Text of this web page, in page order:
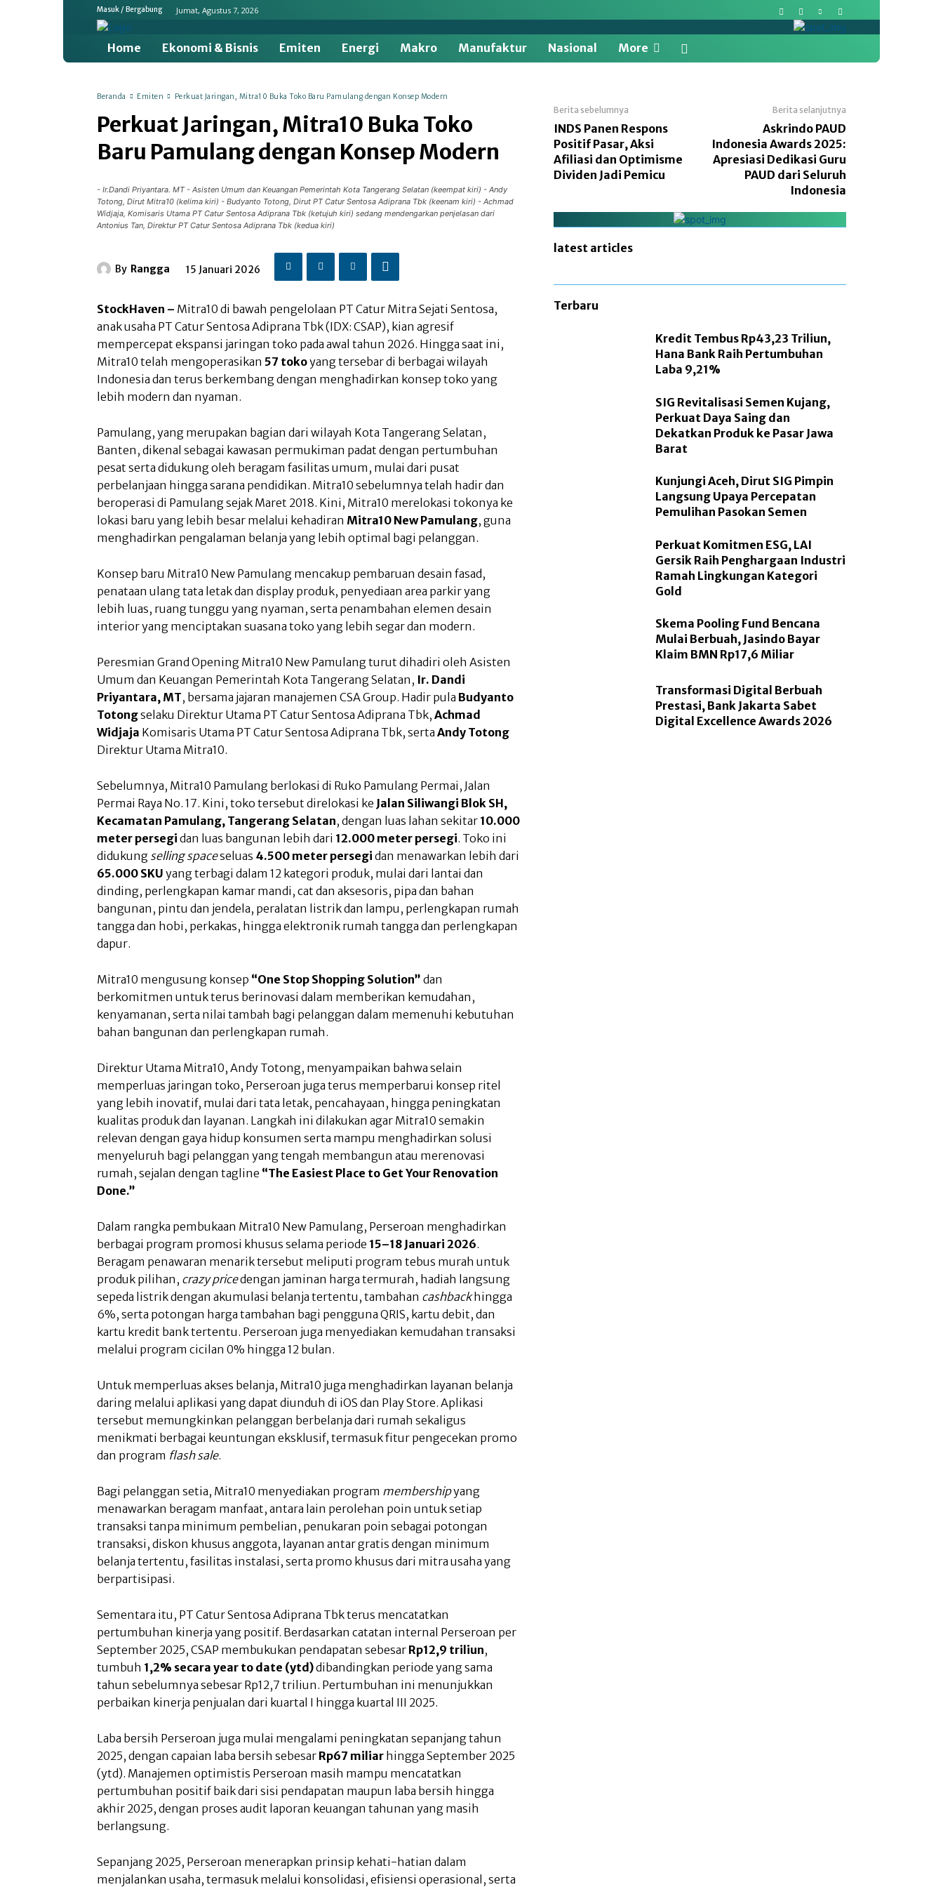
Masuk / Bergabung Jumat, Agustus 7, 2026
Home Ekonomi & Bisnis Emiten Energi Makro Manufaktur Nasional More
Beranda Emiten Perkuat Jaringan, Mitra10 Buka Toko Baru Pamulang dengan Konsep Modern
Perkuat Jaringan, Mitra10 Buka Toko
Baru Pamulang dengan Konsep Modern
- Ir.Dandi Priyantara. MT - Asisten Umum dan Keuangan Pemerintah Kota Tangerang Selatan (keempat kiri) - Andy
Totong, Dirut Mitra10 (kelima kiri) - Budyanto Totong, Dirut PT Catur Sentosa Adiprana Tbk (keenam kiri) - Achmad
Widjaja, Komisaris Utama PT Catur Sentosa Adiprana Tbk (ketujuh kiri) sedang mendengarkan penjelasan dari
Antonius Tan, Direktur PT Catur Sentosa Adiprana Tbk (kedua kiri)
By Rangga 15 Januari 2026
StockHaven – Mitra10 di bawah pengelolaan PT Catur Mitra Sejati Sentosa,
anak usaha PT Catur Sentosa Adiprana Tbk (IDX: CSAP), kian agresif
mempercepat ekspansi jaringan toko pada awal tahun 2026. Hingga saat ini,
Mitra10 telah mengoperasikan 57 tokoyang tersebar di berbagai wilayah
Indonesia dan terus berkembang dengan menghadirkan konsep toko yang
lebih modern dan nyaman.
Pamulang, yang merupakan bagian dari wilayah Kota Tangerang Selatan,
Banten, dikenal sebagai kawasan permukiman padat dengan pertumbuhan
pesat serta didukung oleh beragam fasilitas umum, mulai dari pusat
perbelanjaan hingga sarana pendidikan. Mitra10 sebelumnya telah hadir dan
beroperasi di Pamulang sejak Maret 2018. Kini, Mitra10 merelokasi tokonya ke
lokasi baru yang lebih besar melalui kehadiran Mitra10 New Pamulang, guna
menghadirkan pengalaman belanja yang lebih optimal bagi pelanggan.
Konsep baru Mitra10 New Pamulang mencakup pembaruan desain fasad,
penataan ulang tata letak dan display produk, penyediaan area parkir yang
lebih luas, ruang tunggu yang nyaman, serta penambahan elemen desain
interior yang menciptakan suasana toko yang lebih segar dan modern.
Peresmian Grand Opening Mitra10 New Pamulang turut dihadiri oleh Asisten
Umum dan Keuangan Pemerintah Kota Tangerang Selatan, Ir. Dandi
Priyantara, MT, bersama jajaran manajemen CSA Group. Hadir pula Budyanto
Totongselaku Direktur Utama PT Catur Sentosa Adiprana Tbk, Achmad
Widjaja Komisaris Utama PT Catur Sentosa Adiprana Tbk, serta Andy Totong
Direktur Utama Mitra10.
Sebelumnya, Mitra10 Pamulang berlokasi di Ruko Pamulang Permai, Jalan
Permai Raya No. 17. Kini, toko tersebut direlokasi ke Jalan Siliwangi Blok SH,
Kecamatan Pamulang, Tangerang Selatan, dengan luas lahan sekitar 10.000
meter persegi dan luas bangunan lebih dari 12.000 meter persegi. Toko ini
didukung selling spaceseluas 4.500 meter persegi dan menawarkan lebih dari
65.000 SKU yang terbagi dalam 12 kategori produk, mulai dari lantai dan
dinding, perlengkapan kamar mandi, cat dan aksesoris, pipa dan bahan
bangunan, pintu dan jendela, peralatan listrik dan lampu, perlengkapan rumah
tangga dan hobi, perkakas, hingga elektronik rumah tangga dan perlengkapan
dapur.
Mitra10 mengusung konsep “One Stop Shopping Solution” dan
berkomitmen untuk terus berinovasi dalam memberikan kemudahan,
kenyamanan, serta nilai tambah bagi pelanggan dalam memenuhi kebutuhan
bahan bangunan dan perlengkapan rumah.
Direktur Utama Mitra10, Andy Totong, menyampaikan bahwa selain
memperluas jaringan toko, Perseroan juga terus memperbarui konsep ritel
yang lebih inovatif, mulai dari tata letak, pencahayaan, hingga peningkatan
kualitas produk dan layanan. Langkah ini dilakukan agar Mitra10 semakin
relevan dengan gaya hidup konsumen serta mampu menghadirkan solusi
menyeluruh bagi pelanggan yang tengah membangun atau merenovasi
rumah, sejalan dengan tagline “The Easiest Place to Get Your Renovation
Done.”
Dalam rangka pembukaan Mitra10 New Pamulang, Perseroan menghadirkan
berbagai program promosi khusus selama periode 15–18 Januari 2026.
Beragam penawaran menarik tersebut meliputi program tebus murah untuk
produk pilihan, crazy pricedengan jaminan harga termurah, hadiah langsung
sepeda listrik dengan akumulasi belanja tertentu, tambahan cashbackhingga
6%, serta potongan harga tambahan bagi pengguna QRIS, kartu debit, dan
kartu kredit bank tertentu. Perseroan juga menyediakan kemudahan transaksi
melalui program cicilan 0% hingga 12 bulan.
Untuk memperluas akses belanja, Mitra10 juga menghadirkan layanan belanja
daring melalui aplikasi yang dapat diunduh di iOS dan Play Store. Aplikasi
tersebut memungkinkan pelanggan berbelanja dari rumah sekaligus
menikmati berbagai keuntungan eksklusif, termasuk fitur pengecekan promo
dan program flash sale.
Bagi pelanggan setia, Mitra10 menyediakan program membershipyang
menawarkan beragam manfaat, antara lain perolehan poin untuk setiap
transaksi tanpa minimum pembelian, penukaran poin sebagai potongan
transaksi, diskon khusus anggota, layanan antar gratis dengan minimum
belanja tertentu, fasilitas instalasi, serta promo khusus dari mitra usaha yang
berpartisipasi.
Sementara itu, PT Catur Sentosa Adiprana Tbk terus mencatatkan
pertumbuhan kinerja yang positif. Berdasarkan catatan internal Perseroan per
September 2025, CSAP membukukan pendapatan sebesar Rp12,9 triliun,
tumbuh 1,2% secara year to date (ytd)dibandingkan periode yang sama
tahun sebelumnya sebesar Rp12,7 triliun. Pertumbuhan ini menunjukkan
perbaikan kinerja penjualan dari kuartal I hingga kuartal III 2025.
Laba bersih Perseroan juga mulai mengalami peningkatan sepanjang tahun
2025, dengan capaian laba bersih sebesar Rp67 miliar hingga September 2025
(ytd). Manajemen optimistis Perseroan masih mampu mencatatkan
pertumbuhan positif baik dari sisi pendapatan maupun laba bersih hingga
akhir 2025, dengan proses audit laporan keuangan tahunan yang masih
berlangsung.
Sepanjang 2025, Perseroan menerapkan prinsip kehati-hatian dalam
menjalankan usaha, termasuk melalui konsolidasi, efisiensi operasional, serta
Berita sebelumnya
INDS Panen Respons
Positif Pasar, Aksi
Afiliasi dan Optimisme
Dividen Jadi Pemicu
Berita selanjutnya
Askrindo PAUD
Indonesia Awards 2025:
Apresiasi Dedikasi Guru
PAUD dari Seluruh
Indonesia
latest articles
Terbaru
Kredit Tembus Rp43,23 Triliun,
Hana Bank Raih Pertumbuhan
Laba 9,21%
SIG Revitalisasi Semen Kujang,
Perkuat Daya Saing dan
Dekatkan Produk ke Pasar Jawa
Barat
Kunjungi Aceh, Dirut SIG Pimpin
Langsung Upaya Percepatan
Pemulihan Pasokan Semen
Perkuat Komitmen ESG, LAI
Gersik Raih Penghargaan Industri
Ramah Lingkungan Kategori
Gold
Skema Pooling Fund Bencana
Mulai Berbuah, Jasindo Bayar
Klaim BMN Rp17,6 Miliar
Transformasi Digital Berbuah
Prestasi, Bank Jakarta Sabet
Digital Excellence Awards 2026